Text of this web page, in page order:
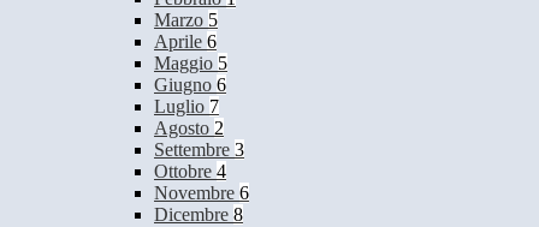
Marzo 5
Aprile 6
Maggio 5
Giugno 6
Luglio 7
Agosto 2
Settembre 3
Ottobre 4
Novembre 6
Dicembre 8